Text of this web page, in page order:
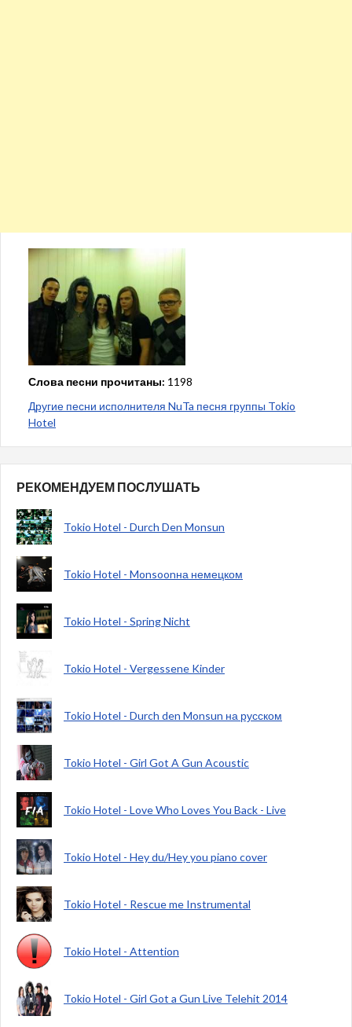
Слова песни прочитаны: 1198
Другие песни исполнителя NuTa песня группы Tokio
Hotel
РЕКОМЕНДУЕМ ПОСЛУШАТЬ
Tokio Hotel - Durch Den Monsun
Tokio Hotel - Monsoonна немецком
Tokio Hotel - Spring Nicht
Tokio Hotel - Vergessene Kinder
Tokio Hotel - Durch den Monsun на русском
Tokio Hotel - Girl Got A Gun Acoustic
Tokio Hotel - Love Who Loves You Back - Live
Tokio Hotel - Hey du/Hey you piano cover
Tokio Hotel - Rescue me Instrumental
Tokio Hotel - Attention
Tokio Hotel - Girl Got a Gun Live Telehit 2014